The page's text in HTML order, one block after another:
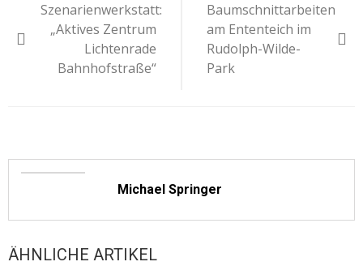
Szenarienwerkstatt:
„Aktives Zentrum
Lichtenrade
Bahnhofstraße“
Baumschnittarbeiten
am Ententeich im
Rudolph-Wilde-
Park
Michael Springer
ÄHNLICHE ARTIKEL